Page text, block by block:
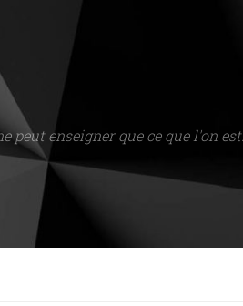
peut enseigner que ce que l'on est.